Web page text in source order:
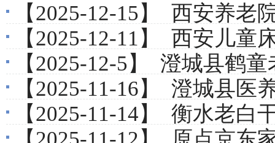
【2025-12-15】
西安养老
【2025-12-11】
西安儿童
【2025-12-5】
澄城县鹤童
【2025-11-16】
澄城县医
【2025-11-14】
衡水老白